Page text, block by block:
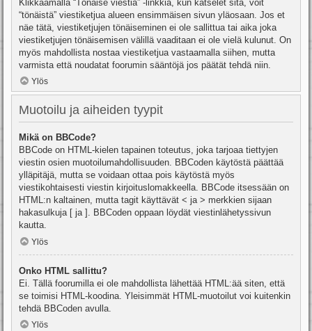
Klikkaamalla “Tönaise viestiä” -linkkiä, kun katselet sitä, voit
“tönäistä” viestiketjua alueen ensimmäisen sivun yläosaan. Jos et
näe tätä, viestiketjujen tönäiseminen ei ole sallittua tai aika joka
viestiketjujen tönäisemisen välillä vaaditaan ei ole vielä kulunut. On
myös mahdollista nostaa viestiketjua vastaamalla siihen, mutta
varmista että noudatat foorumin sääntöjä jos päätät tehdä niin.
Ylös
Muotoilu ja aiheiden tyypit
Mikä on BBCode?
BBCode on HTML-kielen tapainen toteutus, joka tarjoaa tiettyjen
viestin osien muotoilumahdollisuuden. BBCoden käytöstä päättää
ylläpitäjä, mutta se voidaan ottaa pois käytöstä myös
viestikohtaisesti viestin kirjoituslomakkeella. BBCode itsessään on
HTML:n kaltainen, mutta tagit käyttävät < ja > merkkien sijaan
hakasulkuja [ ja ]. BBCoden oppaan löydät viestinlähetyssivun
kautta.
Ylös
Onko HTML sallittu?
Ei. Tällä foorumilla ei ole mahdollista lähettää HTML:ää siten, että
se toimisi HTML-koodina. Yleisimmät HTML-muotoilut voi kuitenkin
tehdä BBCoden avulla.
Ylös